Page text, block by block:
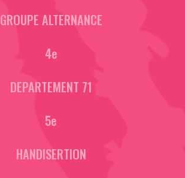
GROUPE ALTERNANCE
4e
DEPARTEMENT 71
5e
HANDISERTION